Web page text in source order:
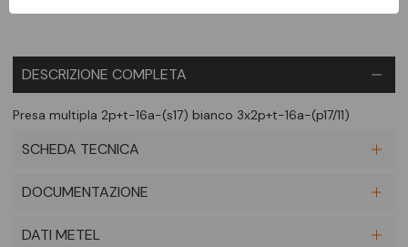
DESCRIZIONE COMPLETA
Presa multipla 2p+t-16a-(s17) bianco 3x2p+t-16a-(p17/11)
SCHEDA TECNICA
DOCUMENTAZIONE
DATI METEL